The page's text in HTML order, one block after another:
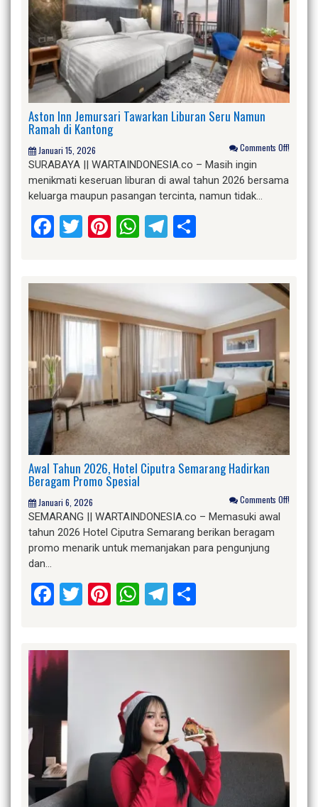
Aston Inn Jemursari Tawarkan Liburan Seru Namun
Ramah di Kantong
Januari 15, 2026 Comments Off!
SURABAYA || WARTAINDONESIA.co – Masih ingin
menikmati keseruan liburan di awal tahun 2026 bersama
keluarga maupun pasangan tercinta, namun tidak…
Facebook
Twitter
Pinterest
WhatsApp
Telegram
Awal Tahun 2026, Hotel Ciputra Semarang Hadirkan
Beragam Promo Spesial
Januari 6, 2026 Comments Off!
SEMARANG || WARTAINDONESIA.co – Memasuki awal
tahun 2026 Hotel Ciputra Semarang berikan beragam
promo menarik untuk memanjakan para pengunjung
dan…
Facebook
Twitter
Pinterest
WhatsApp
Telegram